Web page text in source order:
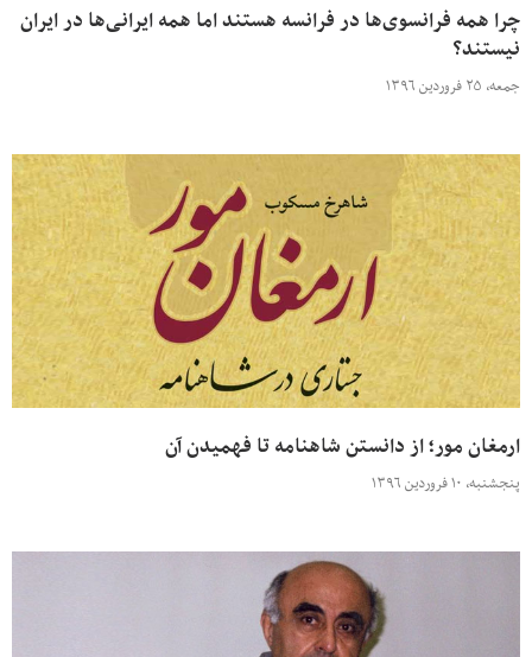
چرا همه فرانسوی⁭‌ها در فرانسه هستند اما همه ایرانی⁭‌ها در ایران
نیستند؟
جمعه، ۲۵ فروردین ۱۳۹۶
ارمغان مور؛ از دانستن شاهنامه تا فهمیدن آن
پنجشنبه، ۱۰ فروردین ۱۳۹۶